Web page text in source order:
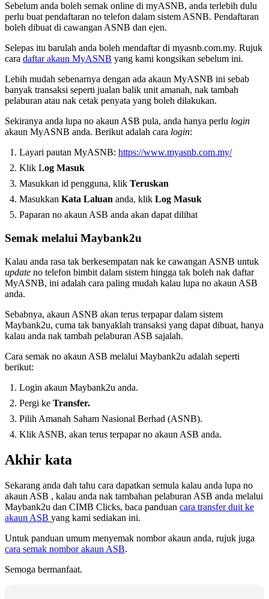
Sebelum anda boleh semak online di myASNB, anda terlebih dulu
perlu buat pendaftaran no telefon dalam sistem ASNB. Pendaftaran
boleh dibuat di cawangan ASNB dan ejen.
Selepas itu barulah anda boleh mendaftar di myasnb.com.my. Rujuk
cara daftar akaun MyASNB yang kami kongsikan sebelum ini.
Lebih mudah sebenarnya dengan ada akaun MyASNB ini sebab
banyak transaksi seperti jualan balik unit amanah, nak tambah
pelaburan atau nak cetak penyata yang boleh dilakukan.
Sekiranya anda lupa no akaun ASB pula, anda hanya perlu login
akaun MyASNB anda. Berikut adalah cara login:
Layari pautan MyASNB: https://www.myasnb.com.my/
Klik Log Masuk
Masukkan id pengguna, klik Teruskan
Masukkan Kata Laluan anda, klik Log Masuk
Paparan no akaun ASB anda akan dapat dilihat
Semak melalui Maybank2u
Kalau anda rasa tak berkesempatan nak ke cawangan ASNB untuk
update no telefon bimbit dalam sistem hingga tak boleh nak daftar
MyASNB, ini adalah cara paling mudah kalau lupa no akaun ASB
anda.
Sebabnya, akaun ASNB akan terus terpapar dalam sistem
Maybank2u, cuma tak banyaklah transaksi yang dapat dibuat, hanya
kalau anda nak tambah pelaburan ASB sajalah.
Cara semak no akaun ASB melalui Maybank2u adalah seperti
berikut:
Login akaun Maybank2u anda.
Pergi ke Transfer.
Pilih Amanah Saham Nasional Berhad (ASNB).
Klik ASNB, akan terus terpapar no akaun ASB anda.
Akhir kata
Sekarang anda dah tahu cara dapatkan semula kalau anda lupa no
akaun ASB , kalau anda nak tambahan pelaburan ASB anda melalui
Maybank2u dan CIMB Clicks, baca panduan cara transfer duit ke
akaun ASB yang kami sediakan ini.
Untuk panduan umum menyemak nombor akaun anda, rujuk juga
cara semak nombor akaun ASB.
Semoga bermanfaat.